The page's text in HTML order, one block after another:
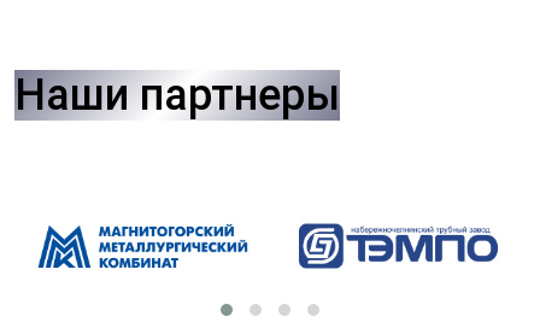
Наши партнеры